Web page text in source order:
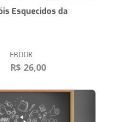
Esquecidos da
EBOOK
R$ 26,00